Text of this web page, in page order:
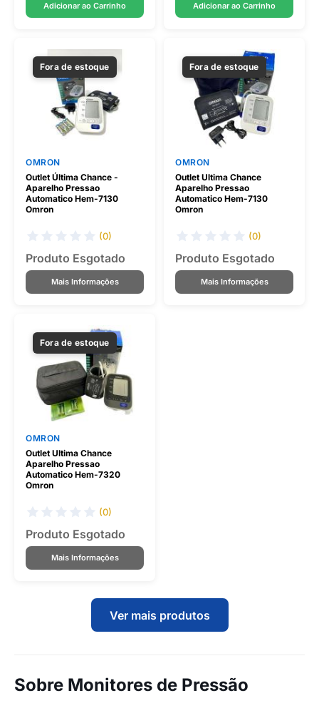
Adicionar ao Carrinho Adicionar ao Carrinho
Fora de estoque
OMRON
Outlet Última Chance -
Aparelho Pressao
Automatico Hem-7130
Omron
(0)
Produto Esgotado
Mais Informações
Fora de estoque
OMRON
Outlet Ultima Chance
Aparelho Pressao
Automatico Hem-7130
Omron
(0)
Produto Esgotado
Mais Informações
Fora de estoque
OMRON
Outlet Ultima Chance
Aparelho Pressao
Automatico Hem-7320
Omron
(0)
Produto Esgotado
Mais Informações
Ver mais produtos
Sobre Monitores de Pressão